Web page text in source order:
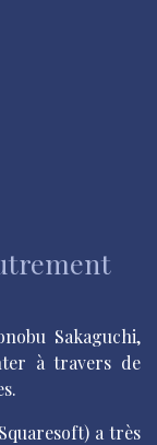
Sakaguchi,
à travers de
a très